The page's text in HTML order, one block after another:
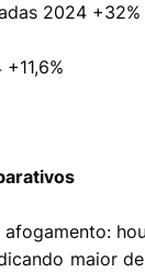
2024 +32%
maior